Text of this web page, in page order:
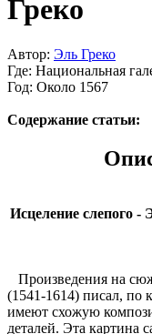
Греко
Автор: Эль Греко
Где: Национальная
Год: Около 1567
Содержание статьи:
Исцеление слепого -
Произведения на
(1541-1614) писал, по
имеют схожую
деталей. Эта картина